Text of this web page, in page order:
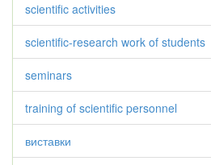
scientific activities
scientific-research work of students
seminars
training of scientific personnel
виставки